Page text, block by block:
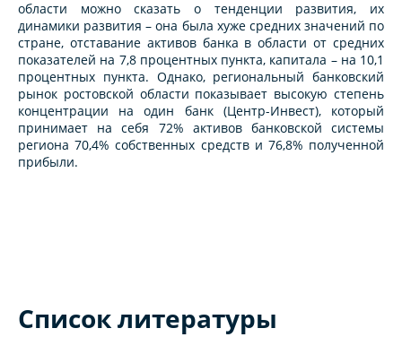
области можно сказать о тенденции развития, их
динамики развития – она была хуже средних значений по
стране, отставание активов банка в области от средних
показателей на 7,8 процентных пункта, капитала – на 10,1
процентных пункта. Однако, региональный банковский
рынок ростовской области показывает высокую степень
концентрации на один банк (Центр-Инвест), который
принимает на себя 72% активов банковской системы
региона 70,4% собственных средств и 76,8% полученной
прибыли.
Список литературы